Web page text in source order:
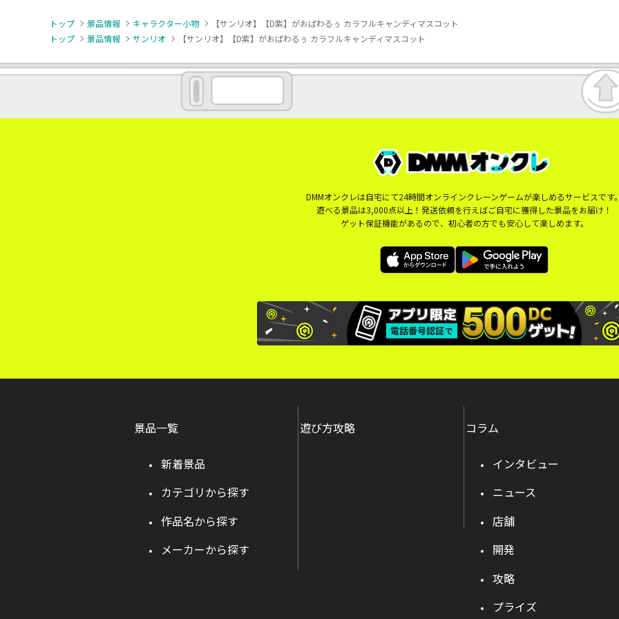
トップ 景品情報 キャラクター小物
【サンリオ】【D紫】がおぱわるぅ カラフルキャンディマスコット
トップ
景品情報 サンリオ 【サンリオ】【D紫】がおぱわるぅ カラフルキャンディマスコット
DMMオンクレは自宅にて24時間オンラインクレーンゲームが楽しめるサービスです
遊べる景品は3,000点以上！発送依頼を行えばご自宅に獲得した景品をお届け！
ゲット保証機能があるので、初心者の方でも安心して楽しめます。
景品一覧
新着景品
カテゴリから探す
作品名から探す
メーカーから探す
遊び方攻略 コラム
インタビュー
ニュース
店舗
開発
攻略
プライズ